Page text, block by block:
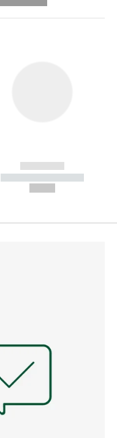
------------
----------- -----------